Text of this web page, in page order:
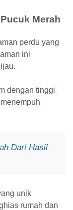
Merah
perdu yang
ini
dengan tinggi
Dari Hasil
unik
rumah dan